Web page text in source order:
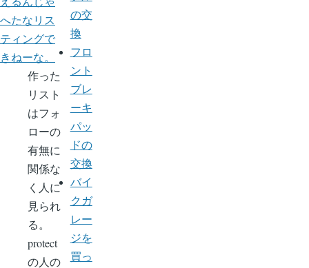
へたなリス
ティングで
きねーな。
作った
リスト
はフォ
ローの
有無に
関係な
く人に
見られ
る。
protect
の人の
の交
換
フロ
ント
ブレ
ーキ
パッ
ドの
交換
バイ
クガ
レー
ジを
買っ